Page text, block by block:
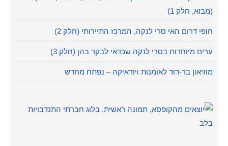
(מבוא, חלק 1)
חופי דרום האי סרי לנקה, המרכז התיירותי (חלק 2)
ערים מיוחדות בסרי לנקה שכדאי לבקר בהן (חלק 3)
מוזיאון בר-דוד לאומנות ויודאיקה – נפתח מחדש